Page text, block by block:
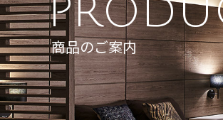
商品のご案内